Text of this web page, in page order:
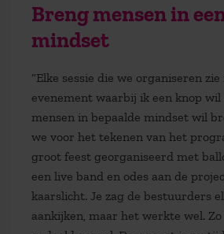
Breng mensen in
mindset
“Elke sessie die we organiseren zie
evenement waarbij ik een knop
mensen in bepaalde mindset wil
we voor het tekenen van het
groot feest georganiseerd met
een live band en odes aan de
kaarslicht. Je zag de bestuurders
aankijken, maar het werkte wel.